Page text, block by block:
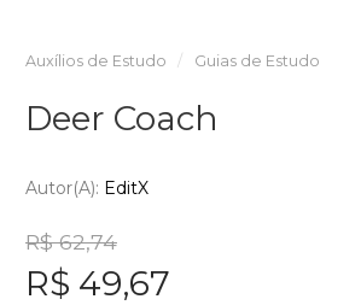
Auxílios de Estudo Guias de Estudo
Deer Coach
Autor(a): EditX
R$ 62,74
R$ 49,67